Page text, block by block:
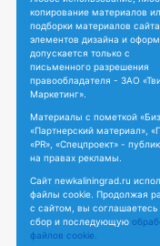
копирование материалов
подборки материалов сайта,
элементов дизайна и
допускается только с
письменного разрешения
правообладателя - ЗАО
Маркетинг».
Материалы с пометкой
«Партнерский материал»,
«PR», «Спецпроект» -
на правах рекламы.
Сайт newkaliningrad.ru
файлы cookie. Продолжая
с сайтом, вы соглашаетесь
сбор и последующую
файлов cookie.